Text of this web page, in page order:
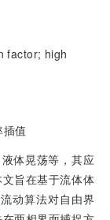
factor; high
值
体晃荡等，其应
旨在基于流体体
动算法对自由界